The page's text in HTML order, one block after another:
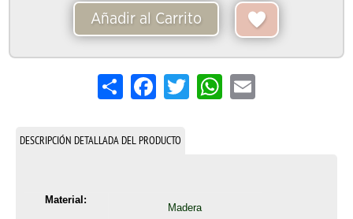
Añadir al Carrito
Share FacebookTwitterWhatsApp
Email
DESCRIPCIÓN DETALLADA DEL PRODUCTO
Material:
Madera